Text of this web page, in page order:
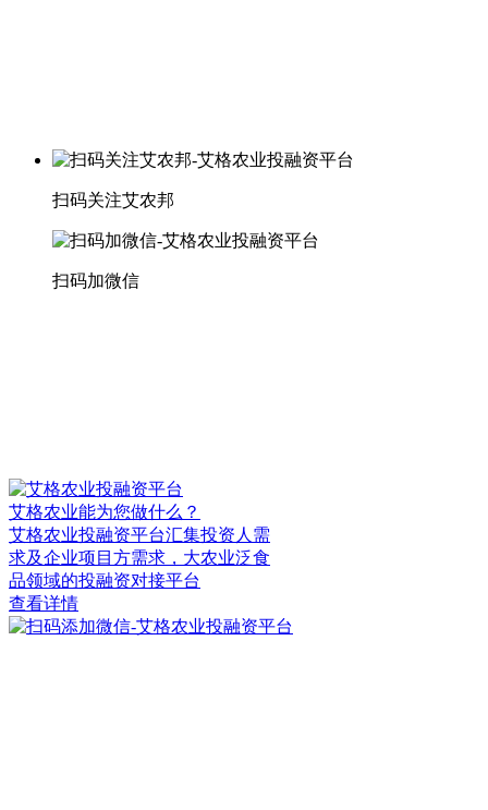
扫码关注艾农邦
扫码加微信
艾格农业能为您做什么？
艾格农业投融资平台汇集投资人需
求及企业项目方需求，大农业泛食
品领域的投融资对接平台
查看详情